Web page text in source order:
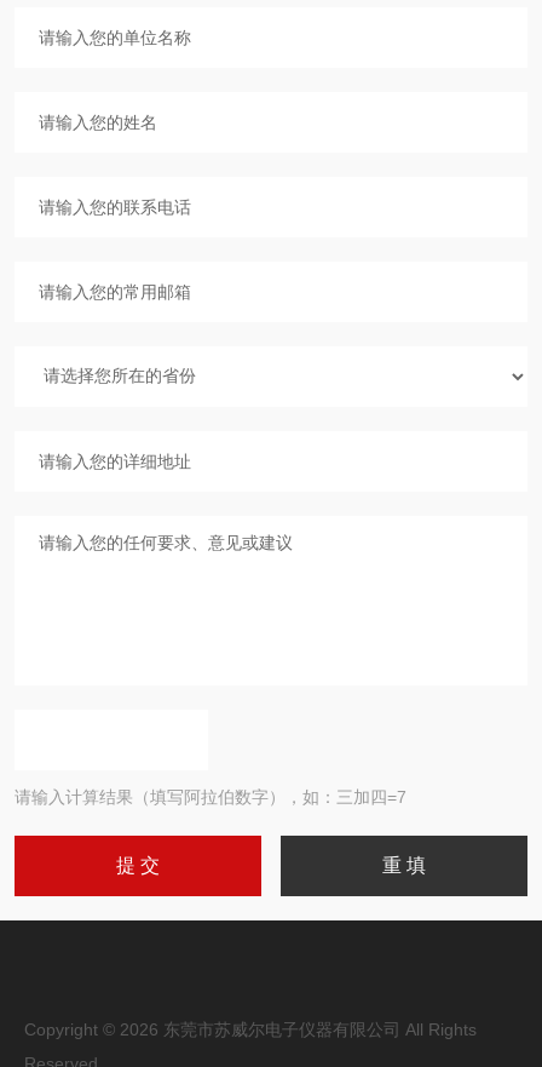
请输入计算结果（填写阿拉伯数字），如：三加四=7
Copyright © 2026 东莞市苏威尔电子仪器有限公司 All Rights